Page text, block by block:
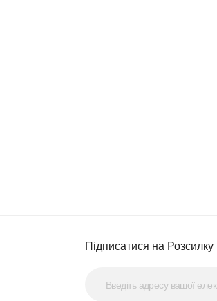
Підписатися на Розсилку